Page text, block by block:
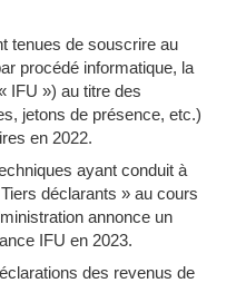
tenues de souscrire au
procédé informatique, la
IFU ») au titre des
jetons de présence, etc.)
en 2022.
ayant conduit à
déclarants » au cours
annonce un
IFU en 2023.
des revenus de